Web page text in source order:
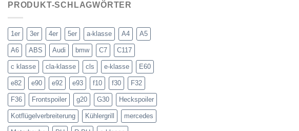
PRODUKT-SCHLAGWÖRTER
1er 3er 4er 5er a-klasse A4 A5
A6 ABS Audi bmw C7 C117
c klasse cla-klasse cls e-klasse E60
e82 e90 e92 e93 f10 f30 F32
F36 Frontspoiler g20 G30 Heckspoiler
Kotflügelverbreiterung Kühlergrill mercedes